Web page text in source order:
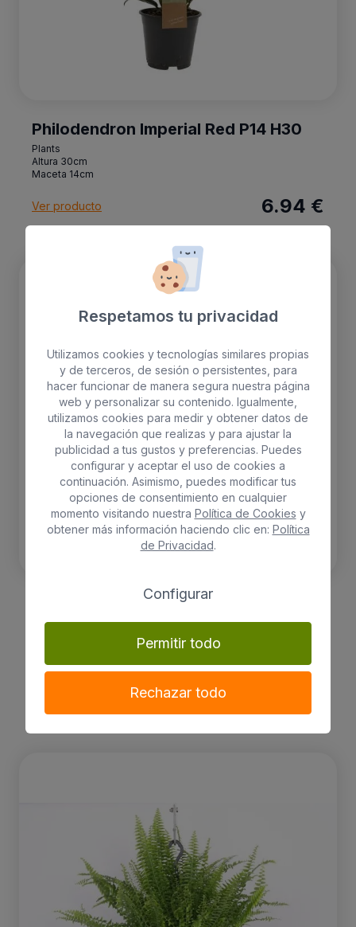
Philodendron Imperial Red P14 H30
Plants
Altura 30cm
Maceta 14cm
Ver producto 6.94 €
Chlorophytum comosum ‘Variegatum’
Chlorophytum comosum
‘Variegatum’
Maceta 12cm
Respetamos tu privacidad
Utilizamos cookies y tecnologías similares propias
y de terceros, de sesión o persistentes, para
hacer funcionar de manera segura nuestra página
web y personalizar su contenido. Igualmente,
utilizamos cookies para medir y obtener datos de
la navegación que realizas y para ajustar la
publicidad a tus gustos y preferencias. Puedes
configurar y aceptar el uso de cookies a
continuación. Asimismo, puedes modificar tus
opciones de consentimiento en cualquier
momento visitando nuestra Política de Cookies y
obtener más información haciendo clic en: Política
de Privacidad.
Configurar
Permitir todo
Rechazar todo